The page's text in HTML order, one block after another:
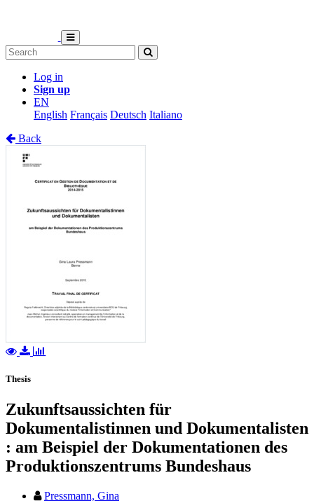
Log in
Sign up
EN
English Français Deutsch Italiano
Back
Thesis
Zukunftsaussichten für
Dokumentalistinnen und Dokumentalisten
: am Beispiel der Dokumentationen des
Produktionszentrums Bundeshaus
Pressmann, Gina